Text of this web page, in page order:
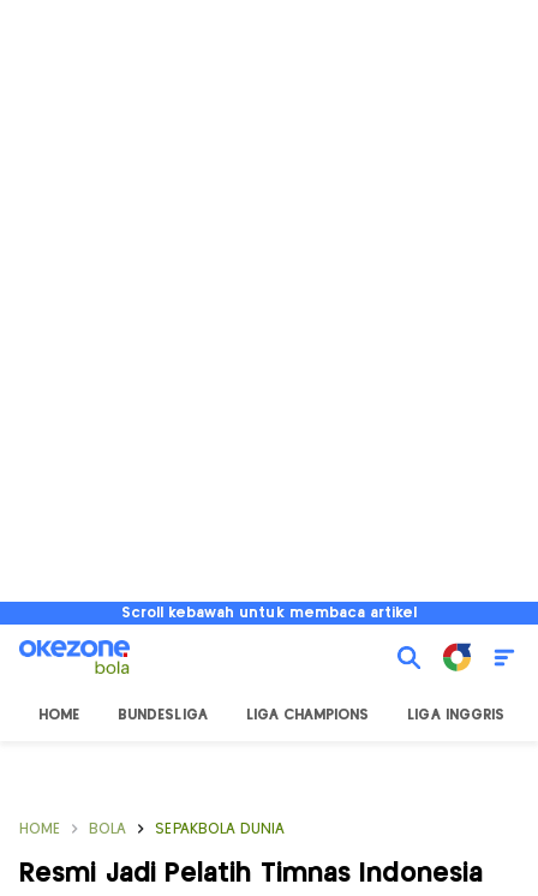
Scroll kebawah untuk membaca artikel
HOME BUNDESLIGA LIGA CHAMPIONS LIGA INGGRIS
HOME BOLA SEPAKBOLA DUNIA
Resmi Jadi Pelatih Timnas Indonesia